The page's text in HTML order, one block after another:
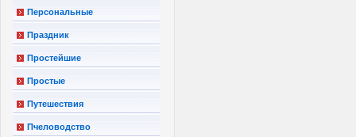
Персональные
Праздник
Простейшие
Простые
Путешествия
Пчеловодство